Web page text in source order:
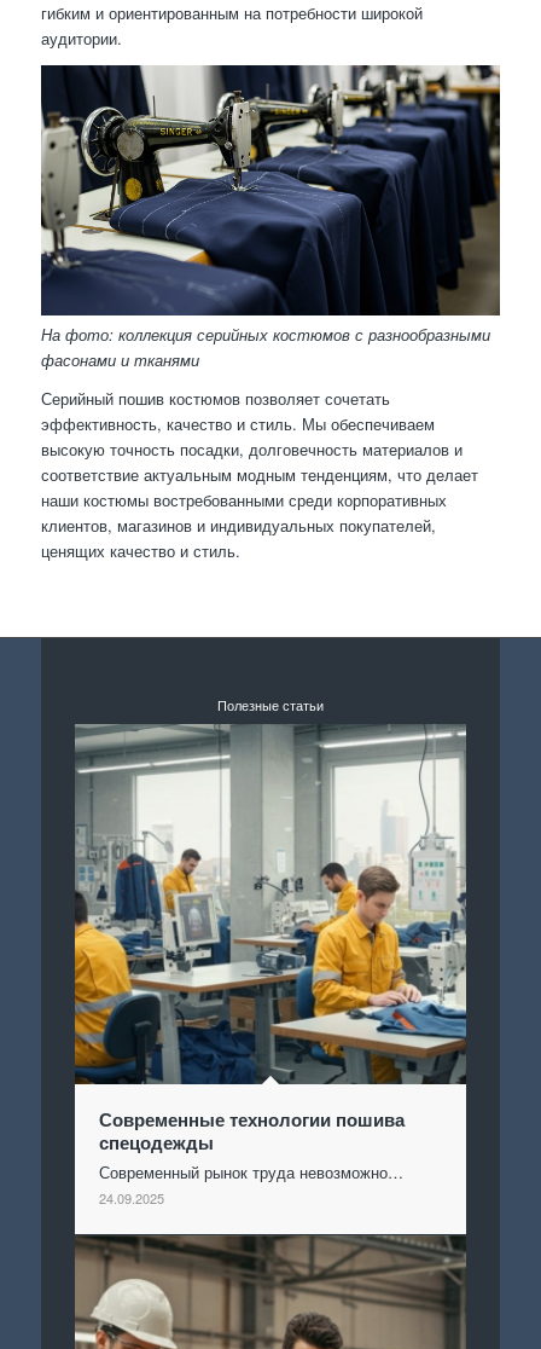
гибким и ориентированным на потребности широкой
аудитории.
На фото: коллекция серийных костюмов с разнообразными
фасонами и тканями
Серийный пошив костюмов позволяет сочетать
эффективность, качество и стиль. Мы обеспечиваем
высокую точность посадки, долговечность материалов и
соответствие актуальным модным тенденциям, что делает
наши костюмы востребованными среди корпоративных
клиентов, магазинов и индивидуальных покупателей,
ценящих качество и стиль.
Полезные статьи
Современные технологии пошива
спецодежды
Современный рынок труда невозможно…
24.09.2025